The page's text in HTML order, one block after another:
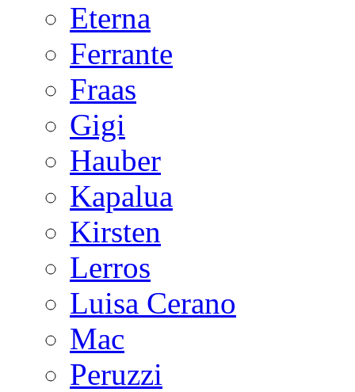
Eterna
Ferrante
Fraas
Gigi
Hauber
Kapalua
Kirsten
Lerros
Luisa Cerano
Mac
Peruzzi